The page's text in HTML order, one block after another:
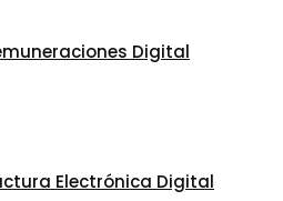
Digital
Electrónica Digital